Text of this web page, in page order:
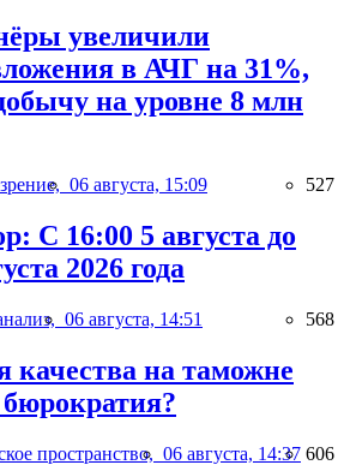
увеличили
в АЧГ на 31%,
на уровне 8 млн
06 августа, 15:09 527
С 16:00 5 августа до
2026 года
06 августа, 14:51 568
качества на таможне
пространство, 06 августа, 14:37 606